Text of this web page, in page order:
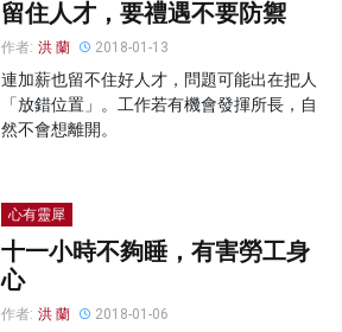
留住人才，要禮遇不要防禦
作者: 洪 蘭 2018-01-13
連加薪也留不住好人才，問題可能出在把人
「放錯位置」。工作若有機會發揮所長，自
然不會想離開。
心有靈犀
十一小時不夠睡，有害勞工身
心
作者: 洪 蘭 2018-01-06